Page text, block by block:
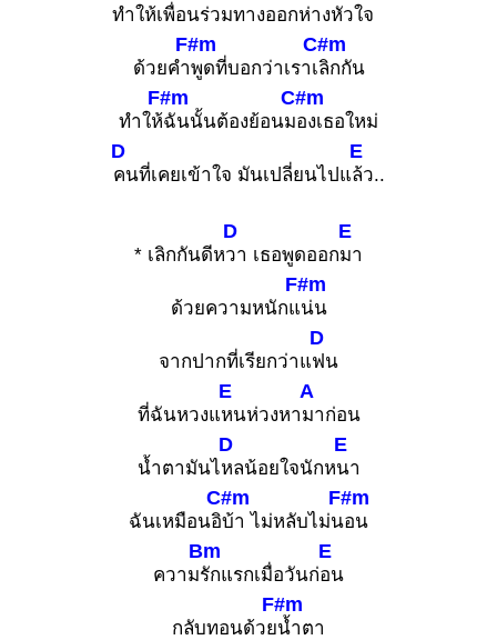
ทำให้เพื่อนร่วมทางออกห่างหัวใจ
ด้วยคำ
F#m
พูดที่บอกว่าเราเ
C#m
ลิกกัน
ทำให้
F#m
ฉันนั้นต้องย้อนม
C#m
องเธอใหม่
D
คนที่เคยเข้าใจ มันเปลี่ยนไปแ
E
ล้ว..
* เลิกกันดีห
D
วา เธอพูดออก
E
มา
ด้วยความหนักแ
F#m
น่น
จากปากที่เรียกว่าแ
D
ฟน
ที่ฉันหวงแ
E
หนห่วงหา
A
มาก่อน
น้ำตามันไ
D
หลน้อยใจนักห
E
นา
ฉันเหมือนอิ
C#m
บ้า ไม่หลับไม่น
F#m
อน
ความ
Bm
รักแรกเมื่อวันก่
E
อน
กลับทอนด้วย
F#m
น้ำตา